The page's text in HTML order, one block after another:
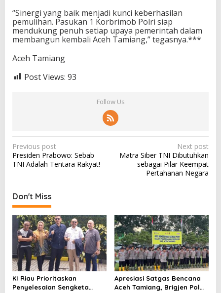
“Sinergi yang baik menjadi kunci keberhasilan
pemulihan. Pasukan 1 Korbrimob Polri siap
mendukung penuh setiap upaya pemerintah dalam
membangun kembali Aceh Tamiang,” tegasnya.***
Aceh Tamiang
Post Views: 93
Follow Us
P
o
n
a
v
g
a
t
Previous post
Presiden Prabowo: Sebab
TNI Adalah Tentara Rakyat!
Next post
Matra Siber TNI Dibutuhkan
sebagai Pilar Keempat
Pertahanan Negara
Don't Miss
KI Riau Prioritaskan
Penyelesaian Sengketa
Apresiasi Satgas Bencana
Aceh Tamiang, Brigjen Pol